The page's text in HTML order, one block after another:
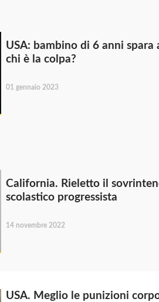
USA: bambino di 6 anni spara
chi è la colpa?
01 gennaio 2023
California. Rieletto il
scolastico progressista
14 novembre 2022
USA. Meglio le punizioni